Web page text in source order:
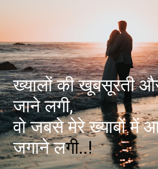
ख्यालों की खूबसूरती
जाने लगी,
वो जबसे मेरे ख्याबों में
जगाने लगी..!